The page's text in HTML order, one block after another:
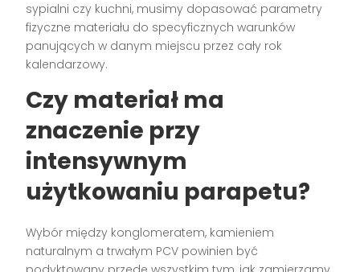
sypialni czy kuchni, musimy dopasować parametry
fizyczne materiału do specyficznych warunków
panujących w danym miejscu przez cały rok
kalendarzowy.
Czy materiał ma
znaczenie przy
intensywnym
użytkowaniu parapetu?
Wybór między konglomeratem, kamieniem
naturalnym a trwałym PCV powinien być